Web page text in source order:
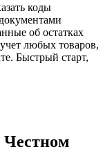
коды
об остатках
любых товаров,
Быстрый старт,
Честном